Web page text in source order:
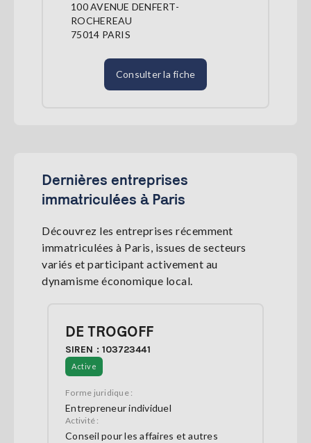
100 AVENUE DENFERT-
ROCHEREAU
75014 PARIS
Consulter la fiche
Dernières entreprises
immatriculées à Paris
Découvrez les entreprises récemment
immatriculées à Paris, issues de secteurs
variés et participant activement au
dynamisme économique local.
DE TROGOFF
SIREN : 103723441
Active
Forme juridique :
Entrepreneur individuel
Activité :
Conseil pour les affaires et autres